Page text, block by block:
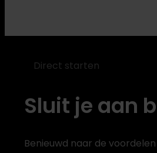
Direct starten
Sluit je aan
Benieuwd naar de